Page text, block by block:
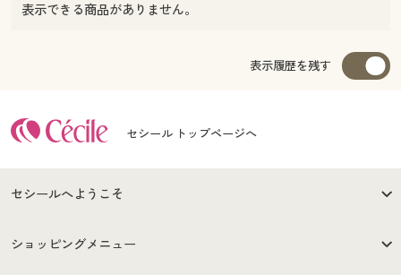
表示できる商品がありません。
表示履歴を残す
セシール トップページへ
セシールへようこそ
はじめての方へ
ショッピングメニュー